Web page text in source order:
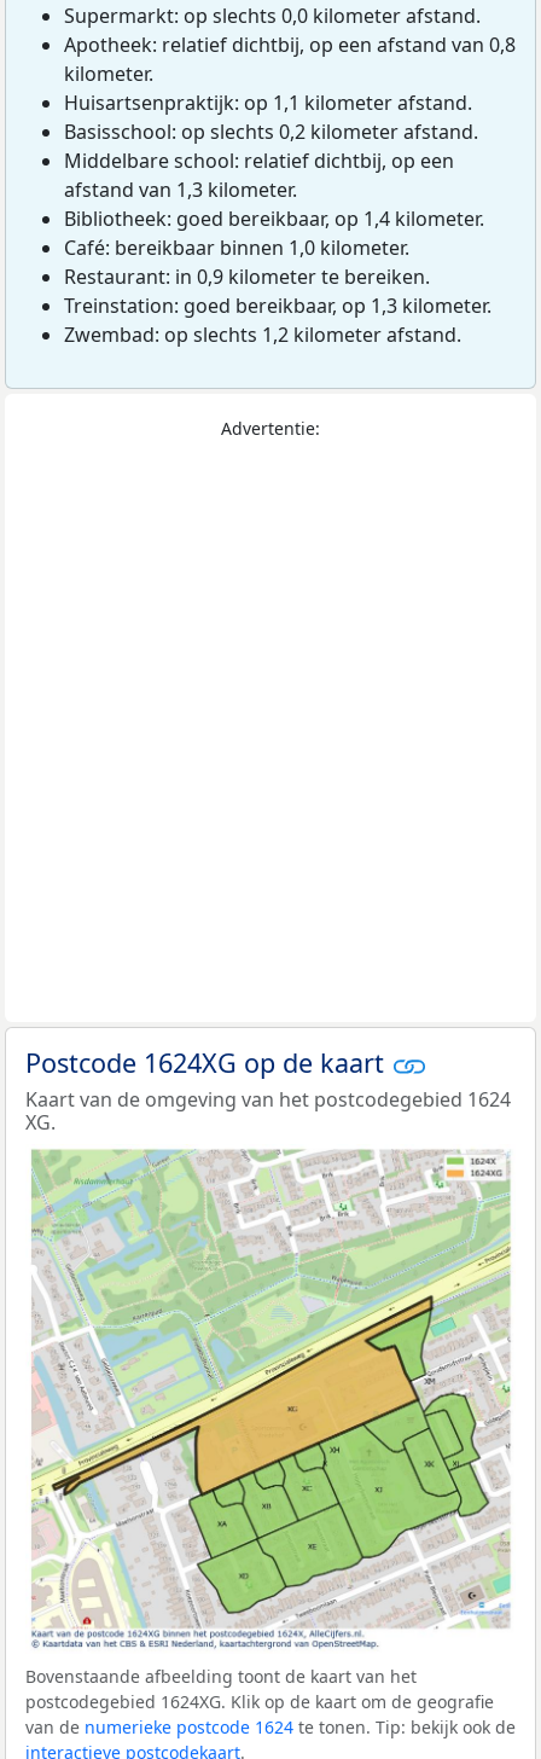
Supermarkt: op slechts 0,0 kilometer afstand.
Apotheek: relatief dichtbij, op een afstand van 0,8
kilometer.
Huisartsenpraktijk: op 1,1 kilometer afstand.
Basisschool: op slechts 0,2 kilometer afstand.
Middelbare school: relatief dichtbij, op een
afstand van 1,3 kilometer.
Bibliotheek: goed bereikbaar, op 1,4 kilometer.
Café: bereikbaar binnen 1,0 kilometer.
Restaurant: in 0,9 kilometer te bereiken.
Treinstation: goed bereikbaar, op 1,3 kilometer.
Zwembad: op slechts 1,2 kilometer afstand.
Advertentie:
Postcode 1624XG op de kaart
Kaart van de omgeving van het postcodegebied 1624
XG.
Bovenstaande afbeelding toont de kaart van het
postcodegebied 1624XG. Klik op de kaart om de geografie
van de numerieke postcode 1624 te tonen. Tip: bekijk ook de
interactieve postcodekaart.